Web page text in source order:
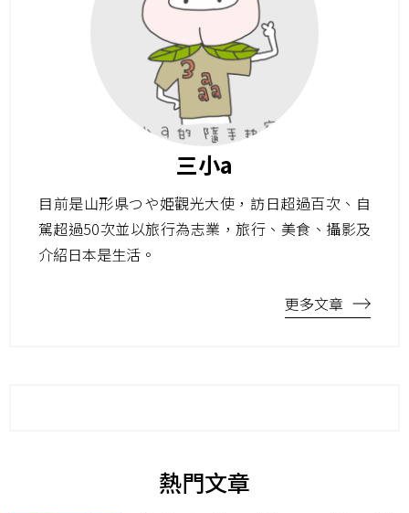
三小a
目前是山形県つや姫觀光大使，訪日超過百次、自
駕超過50次並以旅行為志業，旅行、美食、攝影及
介紹日本是生活。
更多文章
熱門文章